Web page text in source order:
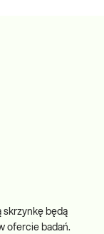
skrzynkę będą
ofercie badań.